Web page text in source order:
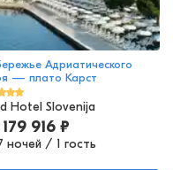
Адриатического
— плато Карст
Hotel Slovenija
179 916 ₽
ночей / 1 гость